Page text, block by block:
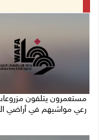
مستعمرون يتلفون
رعي مواشيهم في أراضي